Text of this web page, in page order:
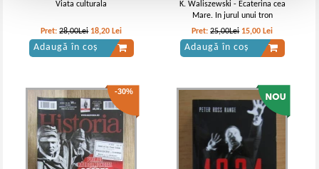
Viata culturala
Pret:28,00Lei 18,20 Lei
Adaugă în coș
K. Waliszewski - Ecaterina cea
Mare. In jurul unui tron
Pret:25,00Lei 15,00 Lei
Adaugă în coș
-30%